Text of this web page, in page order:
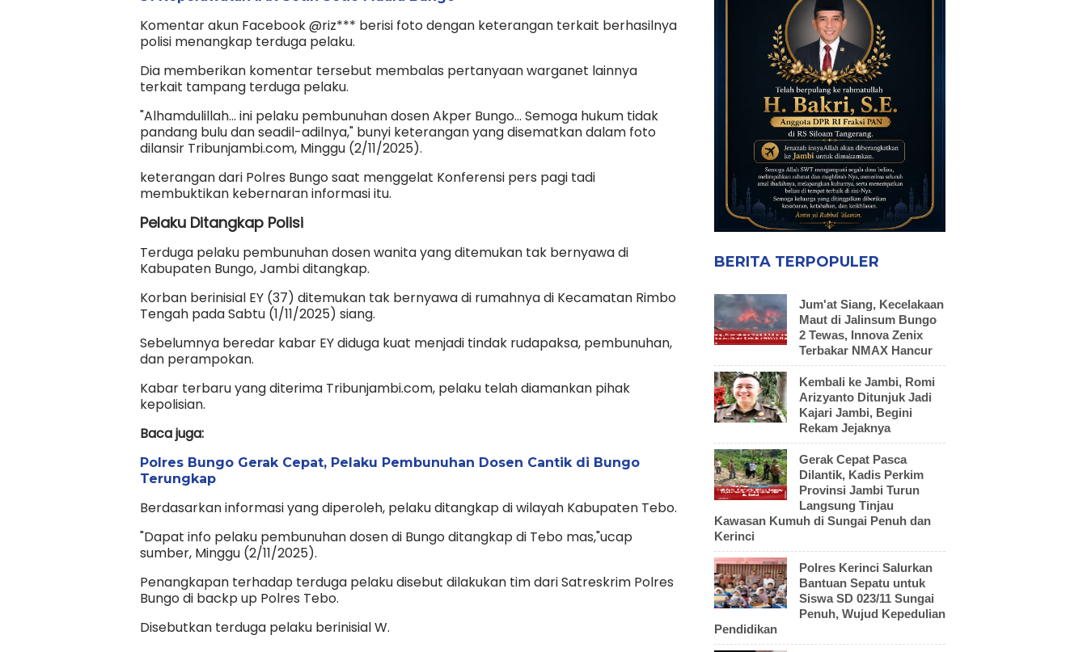
Komentar akun Facebook @riz*** berisi foto dengan keterangan terkait berhasilnya
polisi menangkap terduga pelaku.
Dia memberikan komentar tersebut membalas pertanyaan warganet lainnya
terkait tampang terduga pelaku.
"Alhamdulillah... ini pelaku pembunuhan dosen Akper Bungo... Semoga hukum tidak
pandang bulu dan seadil-adilnya," bunyi keterangan yang disematkan dalam foto
dilansir Tribunjambi.com, Minggu (2/11/2025).
keterangan dari Polres Bungo saat menggelat Konferensi pers pagi tadi
membuktikan kebernaran informasi itu.
Pelaku Ditangkap Polisi
Terduga pelaku pembunuhan dosen wanita yang ditemukan tak bernyawa di
Kabupaten Bungo, Jambi ditangkap.
Korban berinisial EY (37) ditemukan tak bernyawa di rumahnya di Kecamatan Rimbo
Tengah pada Sabtu (1/11/2025) siang.
Sebelumnya beredar kabar EY diduga kuat menjadi tindak rudapaksa, pembunuhan,
dan perampokan.
Kabar terbaru yang diterima Tribunjambi.com, pelaku telah diamankan pihak
kepolisian.
Baca juga:
Polres Bungo Gerak Cepat, Pelaku Pembunuhan Dosen Cantik di Bungo
Terungkap
Berdasarkan informasi yang diperoleh, pelaku ditangkap di wilayah Kabupaten Tebo.
"Dapat info pelaku pembunuhan dosen di Bungo ditangkap di Tebo mas,"ucap
sumber, Minggu (2/11/2025).
Penangkapan terhadap terduga pelaku disebut dilakukan tim dari Satreskrim Polres
Bungo di backp up Polres Tebo.
Disebutkan terduga pelaku berinisial W.
BERITA TERPOPULER
Jum'at Siang, Kecelakaan
Maut di Jalinsum Bungo
2 Tewas, Innova Zenix
Terbakar NMAX Hancur
Kembali ke Jambi, Romi
Arizyanto Ditunjuk Jadi
Kajari Jambi, Begini
Rekam Jejaknya
Gerak Cepat Pasca
Dilantik, Kadis Perkim
Provinsi Jambi Turun
Langsung Tinjau
Kawasan Kumuh di Sungai Penuh dan
Kerinci
Polres Kerinci Salurkan
Bantuan Sepatu untuk
Siswa SD 023/11 Sungai
Penuh, Wujud Kepedulian
Pendidikan